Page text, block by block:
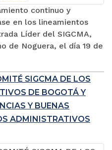
continuo y
en los lineamientos
Líder del SIGCMA,
de Noguera, el día 19 de
SIGCMA DE LOS
DE BOGOTÁ Y
Y BUENAS
ADMINISTRATIVOS